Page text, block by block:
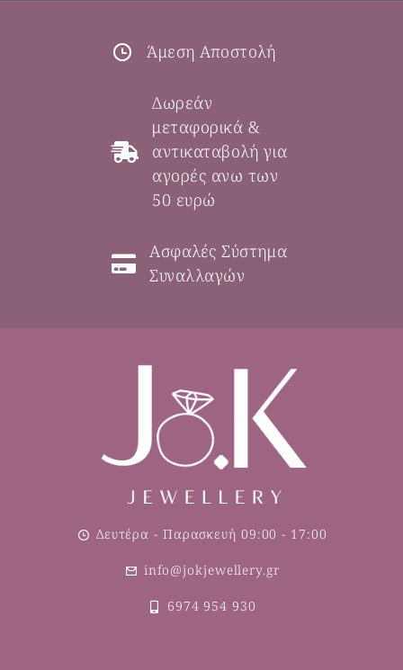
Άμεση Αποστολή
Δωρεάν
μεταφορικά &
αντικαταβολή για
αγορές ανω των
50 ευρώ
Ασφαλές Σύστημα
Συναλλαγών
Δευτέρα - Παρασκευή 09:00 - 17:00
info@jokjewellery.gr
6974 954 930